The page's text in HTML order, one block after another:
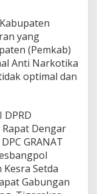
yang
(Pemkab)
Anti Narkotika
optimal dan
Dengar
GRANAT
Setda
Gabungan